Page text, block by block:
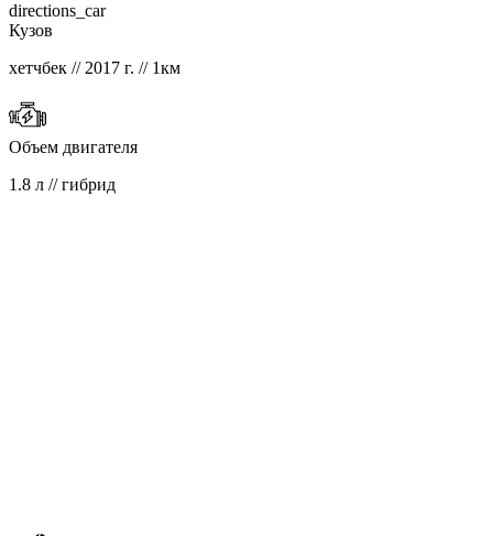
directions_car
Кузов
хетчбек // 2017 г. // 1км
Объем двигателя
1.8 л // гибрид